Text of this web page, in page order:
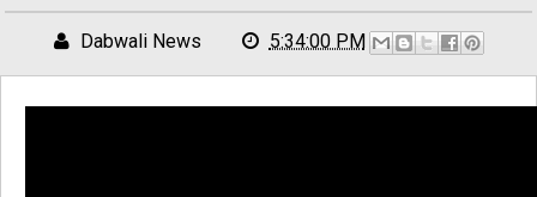
Dabwali News 5:34:00 PM